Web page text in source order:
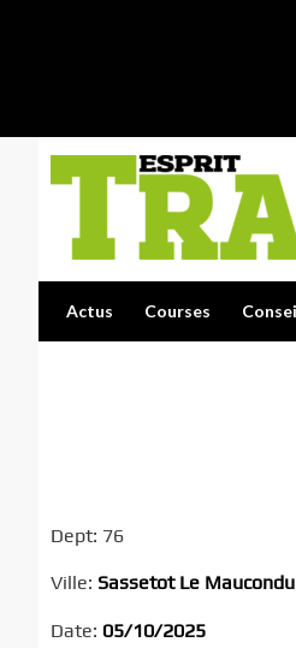
Actus Courses
Dept: 76
Ville: Sassetot Le
Date: 05/10/2025